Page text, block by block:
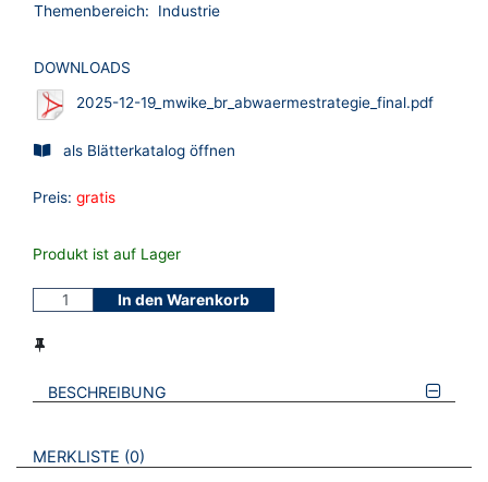
Themenbereich:
Industrie
DOWNLOADS
2025-12-19_mwike_br_abwaermestrategie_final.pdf
als Blätterkatalog öffnen
Preis: gratis
Produkt ist auf Lager
In den Warenkorb
BESCHREIBUNG
VERWEISE AUF VERMERKTE- ODER ZULETZT ANGESEHENE
MERKLISTE 0 BROSCHÜREN